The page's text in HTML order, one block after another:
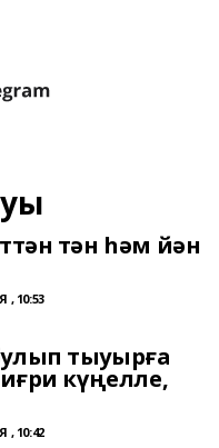
тән һәм йән
, 10:53
тыуырға
күңелле,
, 10:42